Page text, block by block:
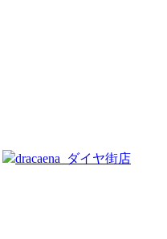
dracaena_ダイヤ街店